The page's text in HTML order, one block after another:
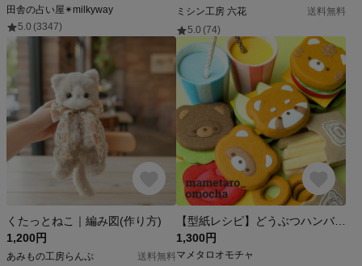
田舎の占い屋✴︎milkyway
5.0 (3347)
ミシン工房 六花
送料無料
5.0 (74)
くたっとねこ｜編み図(作り方)
1,200円
あみもの工房らんぷ
送料無料
1,300円
マメタロオモチャ